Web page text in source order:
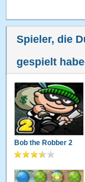
Spieler, die
gespielt
Bob the Robber 2